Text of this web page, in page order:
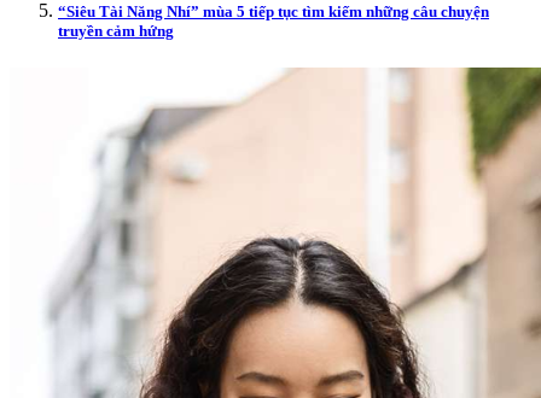
“Siêu Tài Năng Nhí” mùa 5 tiếp tục tìm kiếm những câu chuyện
truyền cảm hứng